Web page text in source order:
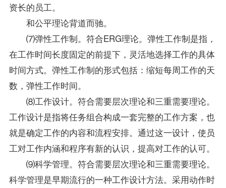
资长的员工。
和公平理论背道而驰。
⑺弹性工作制。符合ERG理论。弹性工作制是指，
在工作时间长度固定的前提下，灵活地选择工作的具体
时间方式。弹性工作制的形式包括：缩短每周工作的天
数，弹性工作时间。
⑻工作设计。符合需要层次理论和三重需要理论。
工作设计是指将任务组合构成一套完整的工作方案，也
就是确定工作的内容和流程安排。通过这一设计，使员
工对工作内涵和程序有新的认识，提高对工作的认可。
⑼科学管理。符合需要层次理论和三重需要理论。
科学管理是早期流行的一种工作设计方法。采用动作时